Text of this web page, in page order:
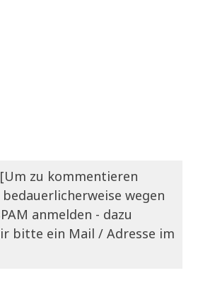
zu kommentieren
bedauerlicherweise wegen
anmelden - dazu
bitte ein Mail / Adresse im